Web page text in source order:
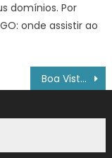
domínios. Por
onde assistir ao
Boa Vista Junina: quadrilhas se preparam para emocionar e encantar no tablado em concurso